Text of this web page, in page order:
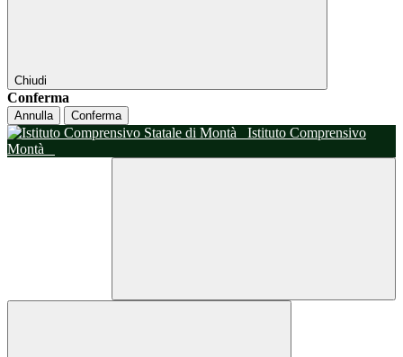
Chiudi
Conferma
Annulla Conferma
Istituto Comprensivo
Montà